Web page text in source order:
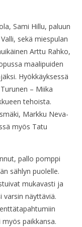
Sami Hillu, paluun
sekä miespulan
Arttu Rahko,
maalipuiden
Hyökkäyksessä
– Miika
tehoista.
Markku Neva-
myös Tatu
pallo pomppi
sählyn puolelle.
mukavasti ja
varsin näyttäviä.
paikkansa.